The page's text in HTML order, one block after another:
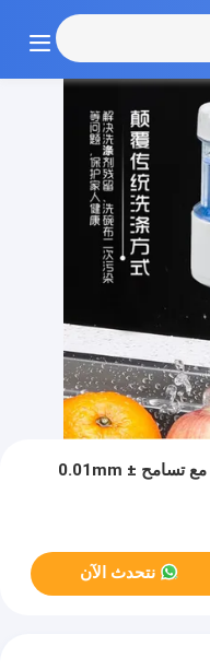
خدمة الشحن السريع للصناعة بالحقن مع تسامح ± 0.01mm
نتحدث الآن